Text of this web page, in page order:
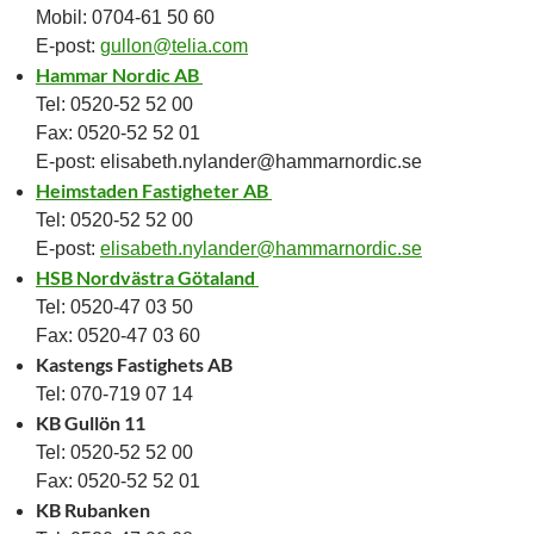
Mobil: 0704-61 50 60
E-post: gullon@telia.com
Hammar Nordic AB
Tel: 0520-52 52 00
Fax: 0520-52 52 01
E-post: elisabeth.nylander@hammarnordic.se
Heimstaden Fastigheter AB
Tel: 0520-52 52 00
E-post: elisabeth.nylander@hammarnordic.se
HSB Nordvästra Götaland
Tel: 0520-47 03 50
Fax: 0520-47 03 60
Kastengs Fastighets AB
Tel: 070-719 07 14
KB Gullön 11
Tel: 0520-52 52 00
Fax: 0520-52 52 01
KB Rubanken